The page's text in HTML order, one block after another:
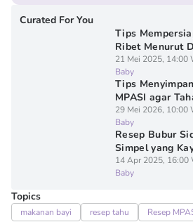
Curated For You
Tips
Ribet Menurut
21 Mei 2025, 14:00
Baby
Tips
MPASI agar
29 Mei 2026, 10:00
Baby
Resep Bubur
Simpel yang
14 Apr 2025, 16:00
Baby
Topics
makanan bayi resep tahu Resep